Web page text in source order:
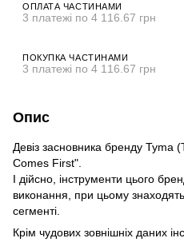
ОПЛАТА ЧАСТИНАМИ
3 платежі по 4 116.67 грн
ПОКУПКА ЧАСТИНАМИ
3 платежі по 4 116.67 грн
Опис
Девіз засновника бренду Tyma
Comes First".
І дійсно, інструменти цього
виконання, при цьому
сегменті.
Крім чудових зовнішніх даних